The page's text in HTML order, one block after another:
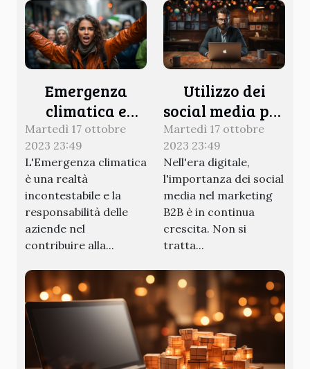
Emergenza
climatica e
responsabilità
delle aziende
Martedì 17 ottobre
2023 23:49
L'Emergenza climatica
è una realtà
incontestabile e la
responsabilità delle
aziende nel
contribuire alla...
Utilizzo dei
social media per
il successo nel
marketing
Martedì 17 ottobre
2023 23:49
Nell'era digitale,
l'importanza dei social
media nel marketing
B2B è in continua
crescita. Non si
tratta...